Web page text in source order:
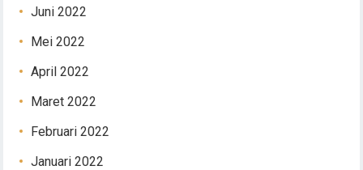
Juni 2022
Mei 2022
April 2022
Maret 2022
Februari 2022
Januari 2022